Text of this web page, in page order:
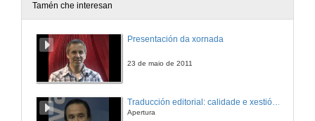
Tamén che interesan
Presentación da xornada
23 de maio de 2011
Apertura